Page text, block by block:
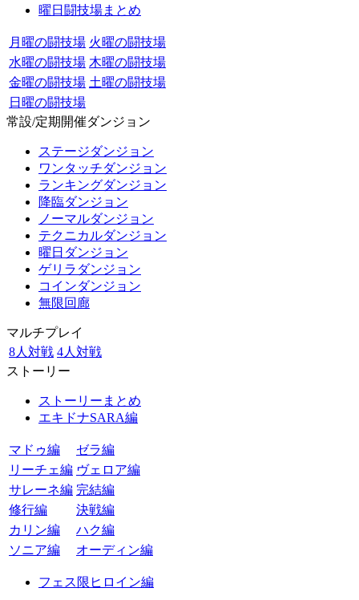
曜日闘技場まとめ
月曜の闘技場 火曜の闘技場
水曜の闘技場 木曜の闘技場
金曜の闘技場 土曜の闘技場
日曜の闘技場
常設/定期開催ダンジョン
ステージダンジョン
ワンタッチダンジョン
ランキングダンジョン
降臨ダンジョン
ノーマルダンジョン
テクニカルダンジョン
曜日ダンジョン
ゲリラダンジョン
コインダンジョン
無限回廊
マルチプレイ
8人対戦 4人対戦
ストーリー
ストーリーまとめ
エキドナSARA編
マドゥ編
ゼラ編
リーチェ編 ヴェロア編
サレーネ編 完結編
修行編
決戦編
カリン編
ハク編
ソニア編
オーディン編
フェス限ヒロイン編